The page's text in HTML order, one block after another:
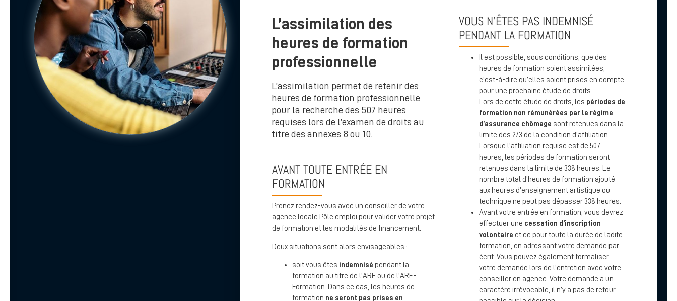
L’assimilation des
heures de formation
professionnelle
L’assimilation permet de retenir des
heures de formation professionnelle
pour la recherche des 507 heures
requises lors de l’examen de droits au
titre des annexes 8 ou 10.
AVANT TOUTE ENTRÉE EN
FORMATION
Prenez rendez-vous avec un conseiller de votre
agence locale Pôle emploi pour valider votre projet
de formation et les modalités de financement.
Deux situations sont alors envisageables :
soit vous êtes indemnisé pendant la
formation au titre de l’ARE ou de l’ARE-
Formation. Dans ce cas, les heures de
formation ne seront pas prises en
VOUS N’ÊTES PAS INDEMNISÉ
PENDANT LA FORMATION
Il est possible, sous conditions, que des
heures de formation soient assimilées,
c’est-à-dire qu’elles soient prises en compte
pour une prochaine étude de droits.
Lors de cette étude de droits, les périodes de
formation non rémunérées par le régime
d’assurance chômage sont retenues dans la
limite des 2/3 de la condition d’affiliation.
Lorsque l’affiliation requise est de 507
heures, les périodes de formation seront
retenues dans la limite de 338 heures. Le
nombre total d’heures de formation ajouté
aux heures d’enseignement artistique ou
technique ne peut pas dépasser 338 heures.
Avant votre entrée en formation, vous devrez
effectuer une cessation d’inscription
volontaire et ce pour toute la durée de ladite
formation, en adressant votre demande par
écrit. Vous pouvez également formaliser
votre demande lors de l’entretien avec votre
conseiller en agence. Votre demande a un
caractère irrévocable, il n’y a pas de retour